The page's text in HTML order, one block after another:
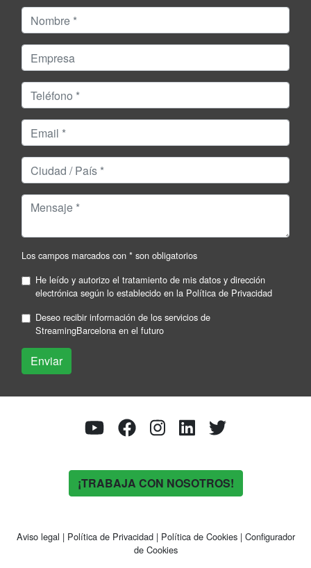
Los campos marcados con * son obligatorios
He leído y autorizo el tratamiento de mis datos y dirección
electrónica según lo establecido en la Política de Privacidad
Deseo recibir información de los servicios de
StreamingBarcelona en el futuro
¡TRABAJA CON NOSOTROS!
Aviso legal | Política de Privacidad| Política de Cookies| Configurador
de Cookies